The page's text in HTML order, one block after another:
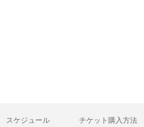
スケジュール
チケット購入方法